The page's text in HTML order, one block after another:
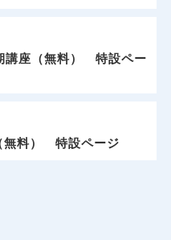
講座（無料） 特設ペー
無料） 特設ページ